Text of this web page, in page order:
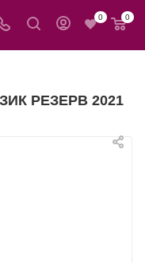
0 0
РЕЗЕРВ 2021